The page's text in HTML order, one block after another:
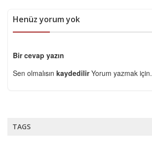
Henüz yorum yok
Bir cevap yazın
Sen olmalısın kaydedilirYorum yazmak için.
TAGS